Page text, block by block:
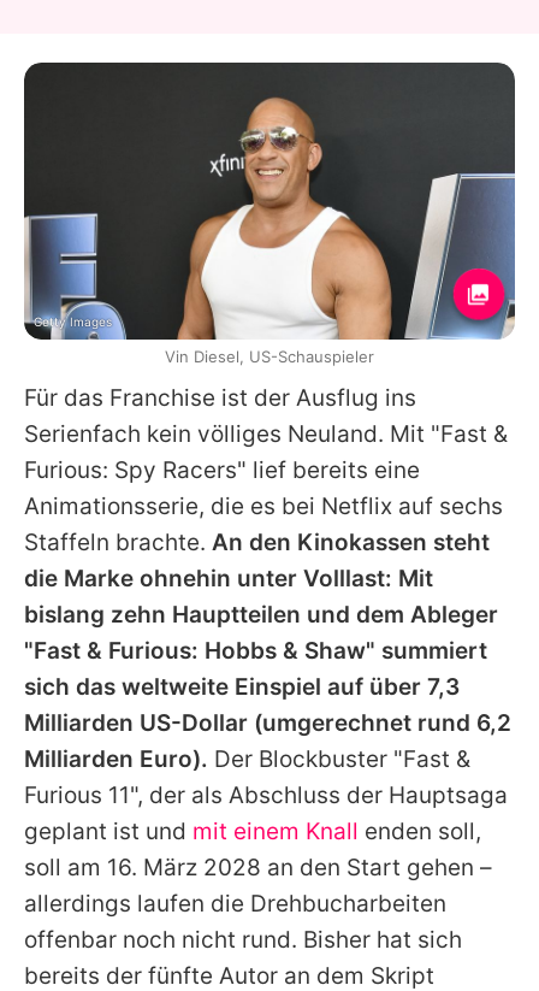
Für das Franchise ist der Ausflug ins
Serienfach kein völliges Neuland. Mit "Fast &
Furious: Spy Racers" lief bereits eine
Animationsserie, die es bei Netflix auf sechs
Staffeln brachte. An den Kinokassen steht
die Marke ohnehin unter Volllast: Mit
bislang zehn Hauptteilen und dem Ableger
"Fast & Furious: Hobbs & Shaw" summiert
sich das weltweite Einspiel auf über 7,3
Milliarden US-Dollar (umgerechnet rund 6,2
Milliarden Euro). Der Blockbuster "Fast &
Furious 11", der als Abschluss der Hauptsaga
geplant ist und mit einem Knall enden soll,
soll am 16. März 2028 an den Start gehen –
allerdings laufen die Drehbucharbeiten
offenbar noch nicht rund. Bisher hat sich
bereits der fünfte Autor an dem Skript
Getty Images
Vin Diesel, US-Schauspieler